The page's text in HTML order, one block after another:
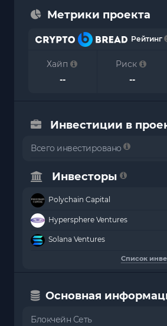
Метрики проекта
Рейтинг
Хайп
--
Риск
--
Инвестиции в
Всего инвестировано
Инвесторы
Polychain Capital
Hypersphere Ventures
Solana Ventures
Список
Основная
Блокчейн Сеть